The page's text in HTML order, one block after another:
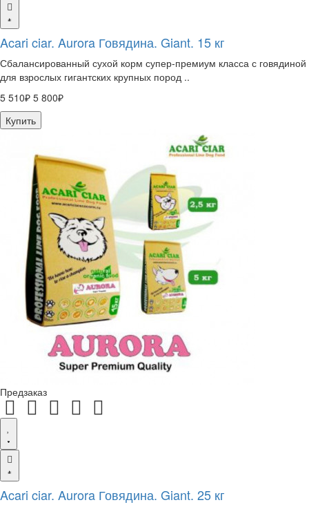
Acari ciar. Aurora Говядина. Giant. 15 кг
Сбалансированный сухой корм супер-премиум класса с говядиной
для взрослых гигантских крупных пород ..
5 510₽ 5 800₽
Купить
Предзаказ
Acari ciar. Aurora Говядина. Giant. 25 кг